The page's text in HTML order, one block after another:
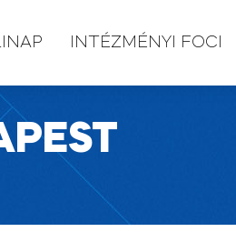
INTÉZMÉNYI FOCI